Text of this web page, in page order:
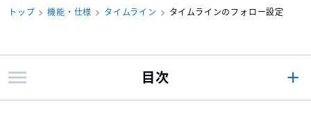
トップ 機能・仕様 タイムライン タイムラインのフォロー設定
目次